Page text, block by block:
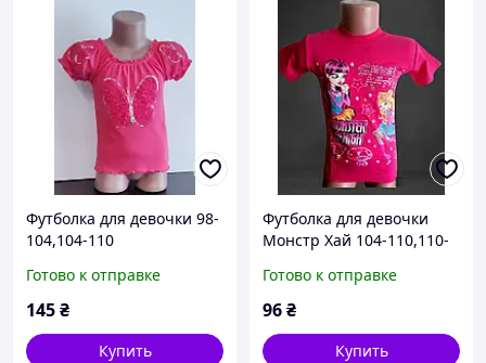
Футболка для девочки 98-
104,104-110
Готово к отправке
145₴
Купить
Футболка для девочки
Монстр Хай 104-110,110-
Готово к отправке
96₴
Купить